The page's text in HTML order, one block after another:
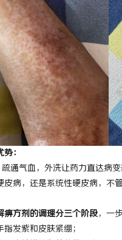
：
疏通气血，外洗让药力直达病
皮病，还是系统性硬皮病，
痹方剂的调理分三个阶段，一
发紫和皮肤紧绷；